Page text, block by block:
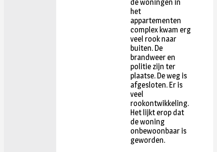
de woningen in
het
appartementen
complex kwam erg
veel rook naar
buiten. De
brandweer en
politie zijn ter
plaatse. De weg is
afgesloten. Er is
veel
rookontwikkeling.
Het lijkt erop dat
de woning
onbewoonbaar is
geworden.